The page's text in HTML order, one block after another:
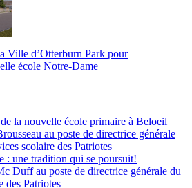
Ville d’Otterburn Park pour
école Notre-Dame
la nouvelle école primaire à Beloeil
au poste de directrice générale
scolaire des Patriotes
: une tradition qui se poursuit!
Duff au poste de directrice générale du
des Patriotes